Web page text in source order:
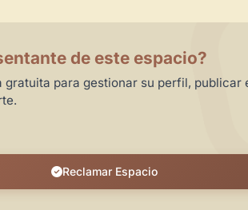
de este espacio?
gratuita para gestionar su perfil, publicar
Reclamar Espacio